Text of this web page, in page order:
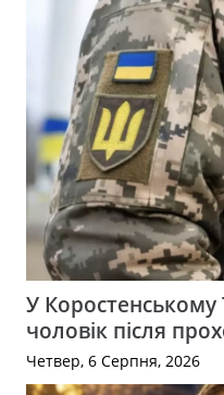
У
чоловік після
Четвер, 6 Серпня, 2026